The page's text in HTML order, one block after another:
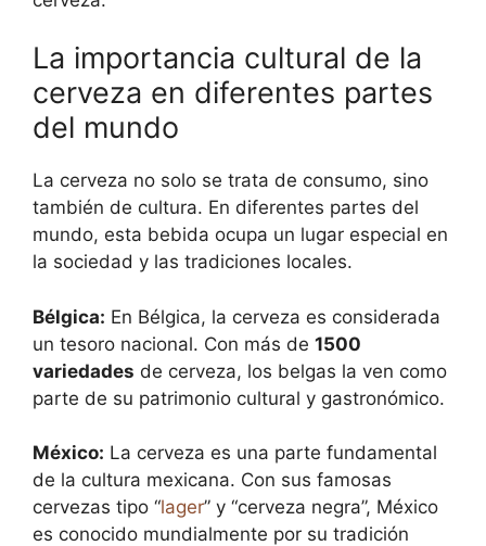
La importancia cultural de la
cerveza en diferentes partes
del mundo
La cerveza no solo se trata de consumo, sino
también de cultura. En diferentes partes del
mundo, esta bebida ocupa un lugar especial en
la sociedad y las tradiciones locales.
Bélgica: En Bélgica, la cerveza es considerada
un tesoro nacional. Con más de 1500
variedades de cerveza, los belgas la ven como
parte de su patrimonio cultural y gastronómico.
México: La cerveza es una parte fundamental
de la cultura mexicana. Con sus famosas
cervezas tipo “lager” y “cerveza negra”, México
es conocido mundialmente por su tradición